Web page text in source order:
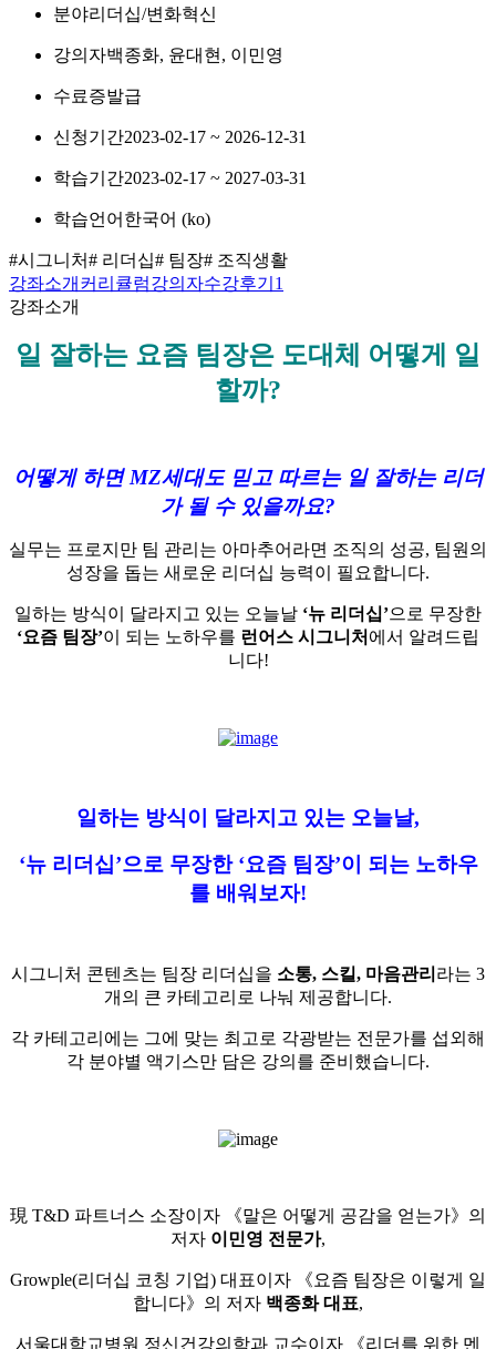
분야리더십/변화혁신
강의자백종화, 윤대현, 이민영
수료증발급
신청기간2023-02-17 ~ 2026-12-31
학습기간2023-02-17 ~ 2027-03-31
학습언어 한국어 ‎(ko)‎
#시그니처# 리더십# 팀장# 조직생활
강좌소개 커리큘럼강의자수강후기 1
강좌소개
일 잘하는 요즘 팀장은 도대체 어떻게 일
할까?
어떻게 하면 MZ세대도 믿고 따르는 일 잘하는 리더
가 될 수 있을까요?
실무는 프로지만 팀 관리는 아마추어라면 조직의 성공, 팀원의
성장을 돕는 새로운 리더십 능력이 필요합니다.
일하는 방식이 달라지고 있는 오늘날 ‘뉴 리더십’으로 무장한
‘요즘 팀장’이 되는 노하우를 런어스 시그니처 에서 알려드립
니다!
일하는 방식이 달라지고 있는 오늘날,
‘뉴 리더십’으로 무장한 ‘요즘 팀장’이 되는 노하우
를 배워보자!
시그니처 콘텐츠는 팀장 리더십을 소통, 스킬, 마음관리 라는 3
개의 큰 카테고리로 나눠 제공합니다.
각 카테고리에는 그에 맞는 최고로 각광받는 전문가를 섭외해
각 분야별 액기스만 담은 강의를 준비했습니다.
現 T&D 파트너스 소장이자 《말은 어떻게 공감을 얻는가》의
저자 이민영 전문가,
Growple(리더십 코칭 기업) 대표이자 《요즘 팀장은 이렇게 일
합니다》의 저자 백종화 대표,
서울대학교병원 정신건강의학과 교수이자 《리더를 위한 멘